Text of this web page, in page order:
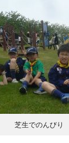
芝生でのんびり